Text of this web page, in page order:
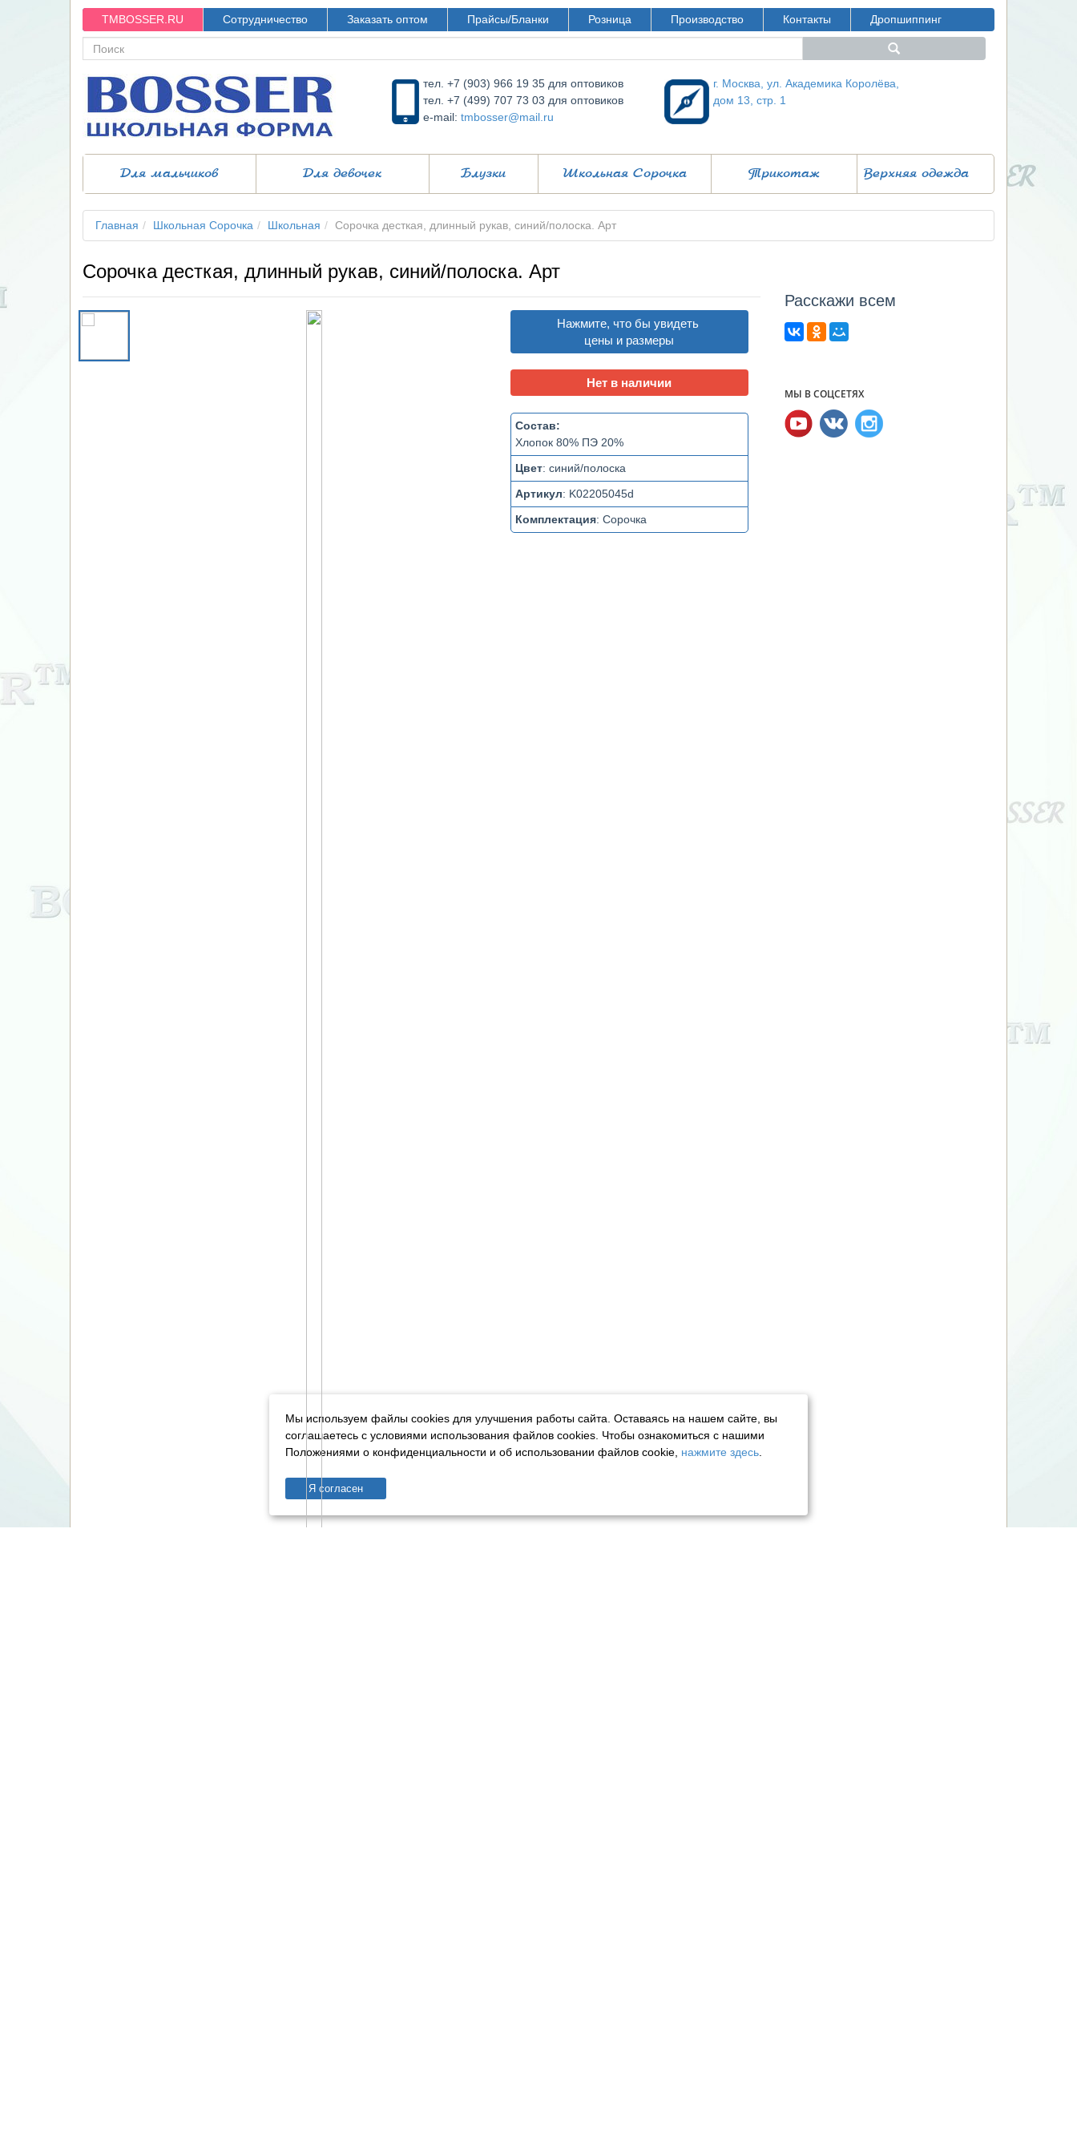
TMBOSSER.RU Сотрудничество Заказать оптом Прайсы/Бланки Розница Производство Контакты Дропшиппинг
тел. +7 (903) 966 19 35 для оптовиков
тел. +7 (499) 707 73 03 для оптовиков
e-mail: tmbosser@mail.ru
г. Москва, ул. Академика Королёва,
дом 13, стр. 1
Для мальчиков Для девочек Блузки Школьная Сорочка Трикотаж Верхняя одежда
Главная Школьная Сорочка Школьная Сорочка десткая, длинный рукав, синий/полоска. Арт
Сорочка десткая, длинный рукав, синий/полоска. Арт
Нажмите, что бы увидеть
цены и размеры
Нет в наличии
Состав:
Хлопок 80% ПЭ 20%
Цвет: синий/полоска
Артикул: K02205045d
Комплектация: Сорочка
Расcкажи всем
МЫ В СОЦСЕТЯХ
Мы используем файлы cookies для улучшения работы сайта. Оставаясь на нашем сайте, вы
соглашаетесь с условиями использования файлов cookies. Чтобы ознакомиться с нашими
Положениями о конфиденциальности и об использовании файлов cookie, нажмите здесь
Я согласен